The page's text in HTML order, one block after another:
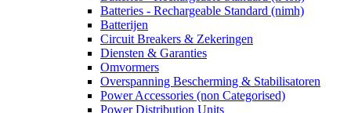
Batteries - Rechargeable Standard (nimh)
Batterijen
Circuit Breakers & Zekeringen
Diensten & Garanties
Omvormers
Overspanning Bescherming & Stabilisatoren
Power Accessories (non Categorised)
Power Distribution Units